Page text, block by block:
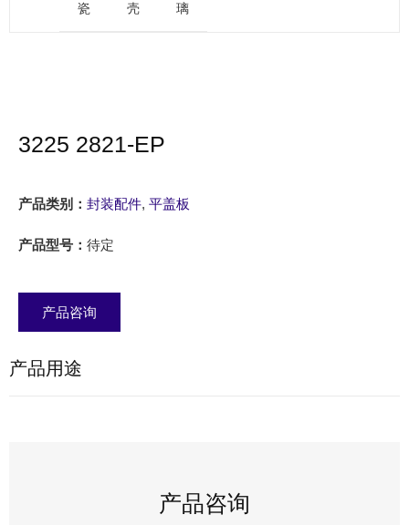
瓷 壳 璃
3225 2821-EP
产品类别： 封装配件, 平盖板
产品型号： 待定
产品咨询
产品用途
产品咨询